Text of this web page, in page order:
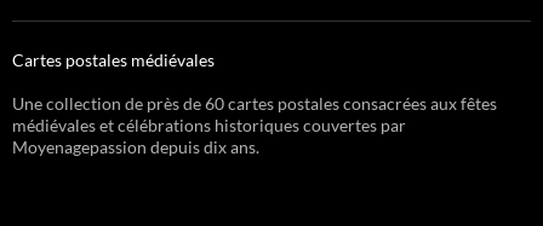
Cartes postales médiévales
Une collection de près de 60 cartes postales consacrées aux fêtes
médiévales et célébrations historiques couvertes par
Moyenagepassion depuis dix ans.